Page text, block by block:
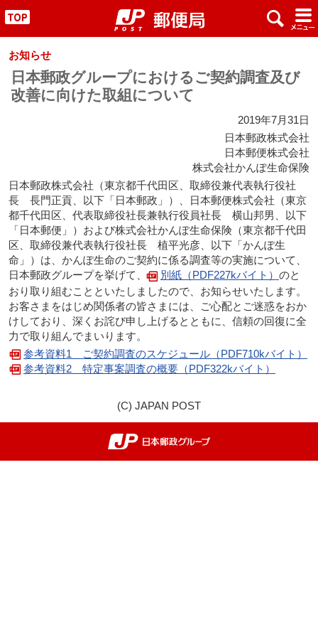
" x #
お知らせ
日本郵政グループにおけるご契約調査及び
改善に向けた取組について
2019年7月31日
日本郵政株式会社
日本郵便株式会社
株式会社かんぽ生命保険
日本郵政株式会社（東京都千代田区、取締役兼代表執行役社
長 長門正貢、以下「日本郵政」）、日本郵便株式会社（東京
都千代田区、代表取締役社長兼執行役員社長 横山邦男、以下
「日本郵便」）および株式会社かんぽ生命保険（東京都千代田
区、取締役兼代表執行役社長 植平光彦、以下「かんぽ生
命」）は、かんぽ生命のご契約に係る調査等の実施について、
日本郵政グループを挙げて、
別紙（PDF227kバイト） のと
おり取り組むことといたしましたので、お知らせいたします。
お客さまをはじめ関係者の皆さまには、ご心配とご迷惑をおか
けしており、深くお詫び申し上げるとともに、信頼の回復に全
力で取り組んでまいります。
参考資料1 ご契約調査のスケジュール（PDF710kバイト）
参考資料2 特定事案調査の概要（PDF322kバイト）
(C) JAPAN POST